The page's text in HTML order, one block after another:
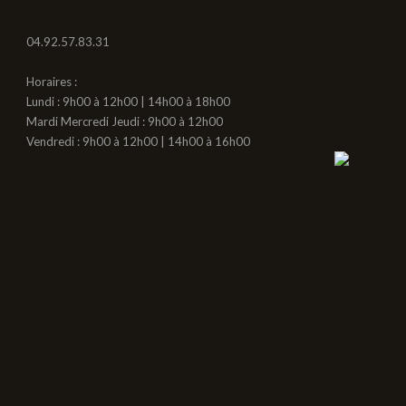
04.92.57.83.31
Horaires :
Lundi : 9h00 à 12h00 | 14h00 à 18h00
Mardi Mercredi Jeudi : 9h00 à 12h00
Vendredi : 9h00 à 12h00 | 14h00 à 16h00